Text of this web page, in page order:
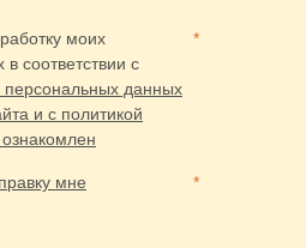
моих
соответствии с
персональных данных
и с политикой
*
мне
*